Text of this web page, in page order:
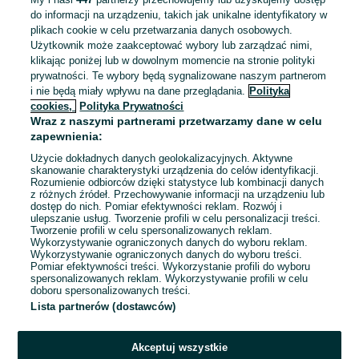
Mechanik/9500 zł brutto plus premia (7
000 zł netto +premia)
Firma Ritex
Legnica
Pełny etat
Umowa o pracę
Odpowiednie doświadczenie zawodowe
Miejsce pracy: W siedzibie firmy
Pracownicy z Ukrainy: 🇺🇦 Запрошуємо людей з України
(Zapraszamy pracowników z Ukrainy)
Odświeżono dnia 06 sierpnia 2026
Strona główna Praca Prace magazynowe
do informacji na urządzeniu, takich jak unikalne identyfikatory w
plikach cookie w celu przetwarzania danych osobowych.
Użytkownik może zaakceptować wybory lub zarządzać nimi,
klikając poniżej lub w dowolnym momencie na stronie polityki
prywatności. Te wybory będą sygnalizowane naszym partnerom
i nie będą miały wpływu na dane przeglądania. Polityka
cookies,
Polityka Prywatności
Wraz z naszymi partnerami przetwarzamy dane w celu
zapewnienia:
Użycie dokładnych danych geolokalizacyjnych. Aktywne
skanowanie charakterystyki urządzenia do celów identyfikacji.
Rozumienie odbiorców dzięki statystyce lub kombinacji danych
z różnych źródeł. Przechowywanie informacji na urządzeniu lub
dostęp do nich. Pomiar efektywności reklam. Rozwój i
ulepszanie usług. Tworzenie profili w celu personalizacji treści.
Tworzenie profili w celu spersonalizowanych reklam.
Wykorzystywanie ograniczonych danych do wyboru reklam.
Wykorzystywanie ograniczonych danych do wyboru treści.
Pomiar efektywności treści. Wykorzystanie profili do wyboru
spersonalizowanych reklam. Wykorzystywanie profili w celu
doboru spersonalizowanych treści.
Lista partnerów (dostawców)
Akceptuj wszystkie